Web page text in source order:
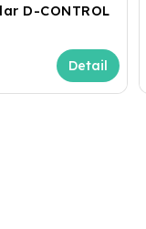
D-CONTROL